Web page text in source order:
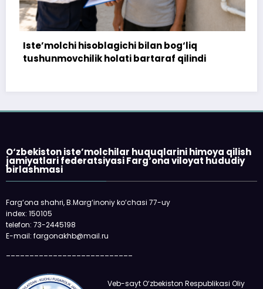
bilan bog‘liq
holati bartaraf qilindi
172 million so‘m
topshirilmadi…
O‘zbekiston iste’molchilar huquqlarini himoya qilish
jamiyatlari federatsiyasi Farg‘ona viloyat hududiy
birlashmasi
Farg‘ona shahri, B.Marg‘inoniy ko‘chasi 77-uy
index: 150105
telefon: 73-2445198
E-mail: fargonakhb@mail.ru
Veb-sayt O‘zbekiston Respublikasi Oliy